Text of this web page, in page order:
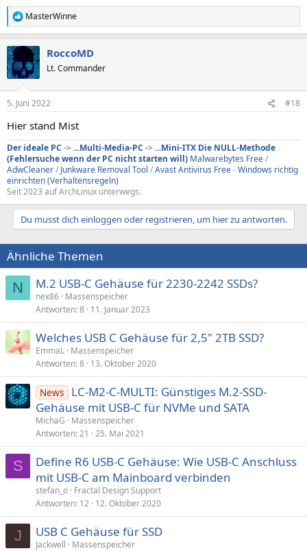
R
e
k
t
i
e
:
MasterWinne
RoccoMD
Lt. Commander
5. Juni 2022 #18
Hier stand Mist
Der ideale PC ->...Multi-Media-PC ->...Mini-ITX Die NULL-Methode
(Fehlersuche wenn der PC nicht starten will) Malwarebytes Free/
AdwCleaner/ Junkware Removal Tool /Avast Antivirus Free-Windows richtig
einrichten (Verhaltensregeln)
Seit 2023 auf ArchLinux unterwegs.
Du musst dich einloggen oder registrieren, um hier zu antworten.
Ähnliche Themen
N M.2 USB-C Gehäuse für 2230-2242 SSDs?
nex86 Massenspeicher
Antworten 8 11. Januar 2023
Welches USB C Gehäuse für 2,5" 2TB SSD?
EmmaL Massenspeicher
Antworten 8 13. Oktober 2020
News
LC-M2-C-MULTI: Günstiges M.2-SSD-
Gehäuse mit USB-C für NVMe und SATA
MichaG
Massenspeicher
Antworten 21 25. Mai 2021
S
Define R6 USB-C Gehäuse: Wie USB-C Anschluss
mit USB-C am Mainboard verbinden
stefan_o Fractal Design Support
Antworten 12 12. Oktober 2020
J USB C Gehäuse für SSD
Jackwell
Massenspeicher